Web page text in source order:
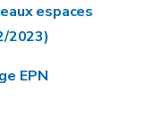
espaces
2023)
EPN